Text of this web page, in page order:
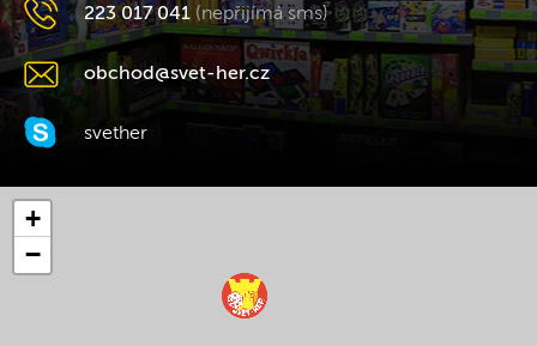
223 017 041 (nepřijímá sms)
obchod@svet-her.cz
svether
+
−